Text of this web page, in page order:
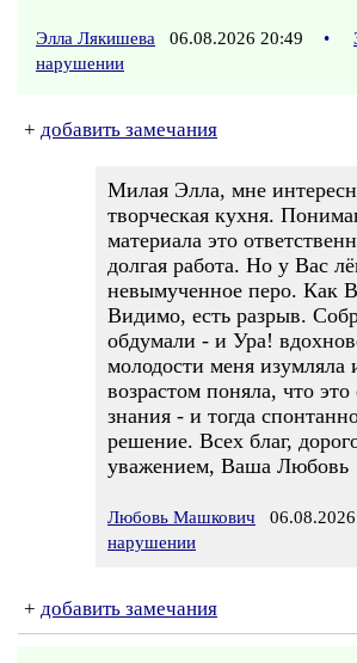
Элла Лякишева 06.08.2026 20:49 •
нарушении
+ добавить замечания
Милая Элла, мне
творческая кухня.
материала это
долгая работа. Но у Вас
невымученное перо. Как
Видимо, есть разрыв.
обдумали - и Ура!
молодости меня изумляла
возрастом поняла, что
знания - и тогда
решение. Всех благ,
уважением, Ваша Любовь
Любовь Машкович 06.08.2026
нарушении
+ добавить замечания